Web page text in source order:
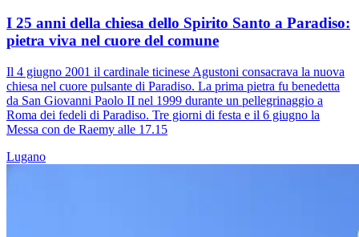
I 25 anni della chiesa dello Spirito Santo a Paradiso:
pietra viva nel cuore del comune
Il 4 giugno 2001 il cardinale ticinese Agustoni consacrava la nuova
chiesa nel cuore pulsante di Paradiso. La prima pietra fu benedetta
da San Giovanni Paolo II nel 1999 durante un pellegrinaggio a
Roma dei fedeli di Paradiso. Tre giorni di festa e il 6 giugno la
Messa con de Raemy alle 17.15
Lugano